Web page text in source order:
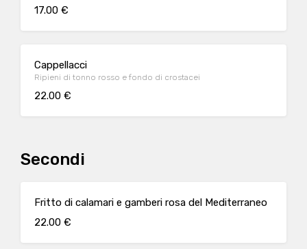
17.00 €
Cappellacci
Ripieni di tonno rosso e fondo di crostacei
22.00 €
Secondi
Fritto di calamari e gamberi rosa del Mediterraneo
22.00 €